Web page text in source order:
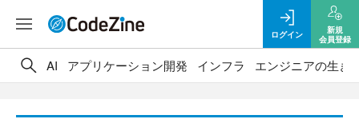
ログイン
新規
会員登録
AI アプリケーション開発 インフラ エンジニアの生き